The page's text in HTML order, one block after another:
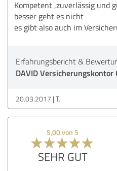
Kompetent ,zuverlässig und
besser geht es nicht
es gibt also auch im
Erfahrungsbericht &
DAVID Versicherungskontor
20.03.2017 T.
5,00 von 5
SEHR GUT